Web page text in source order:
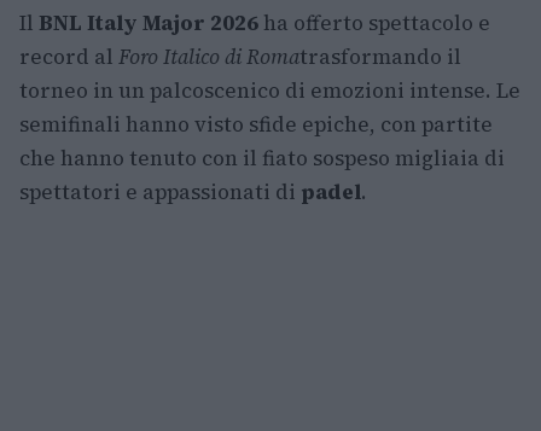
Il BNL Italy Major 2026 ha offerto spettacolo e
record al Foro Italico di Romatrasformando il
torneo in un palcoscenico di emozioni intense. Le
semifinali hanno visto sfide epiche, con partite
che hanno tenuto con il fiato sospeso migliaia di
spettatori e appassionati di padel.